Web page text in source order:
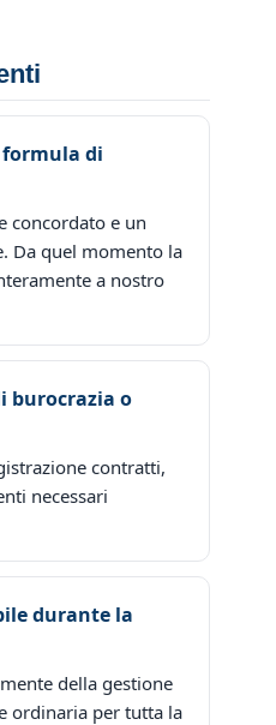
di
concordato e un
Da quel momento la
a nostro
burocrazia o
contratti,
necessari
durante la
della gestione
ordinaria per tutta la